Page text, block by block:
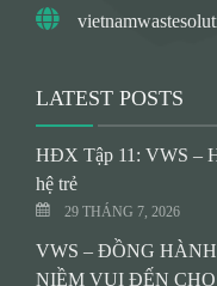
LATEST POSTS
HĐX Tập 11: VWS –
hệ trẻ
29 THÁNG 7, 2026
VWS – ĐỒNG
NIỀM VUI ĐẾN